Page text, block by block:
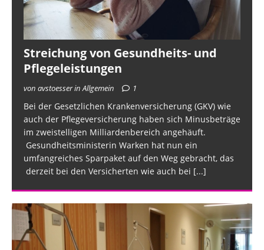
Streichung von Gesundheits- und
Pflegeleistungen
von avstoesser in Allgemein 1
Bei der Gesetzlichen Krankenversicherung (GKV) wie
auch der Pflegeversicherung haben sich Minusbeträge
im zweistelligen Milliardenbereich angehäuft.
Gesundheitsministerin Warken hat nun ein
umfangreiches Sparpaket auf den Weg gebracht, das
derzeit bei den Versicherten wie auch bei [...]